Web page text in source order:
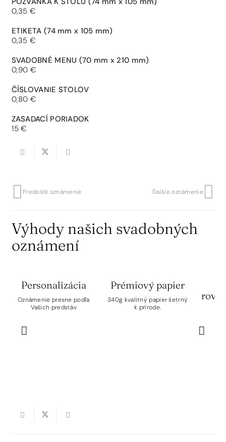
0,35 €
ETIKETA (74 mm x 105 mm)
0,35 €
SVADOBNÉ MENU (70 mm x 210 mm)
0,90 €
ČÍSLOVANIE STOLOV
0,80 €
ZASADACÍ PORIADOK
15 €
Predošlé oznámenie Ďalšie oznámenie
Výhody našich svadobných
oznámení
Personalizácia
Oznámenie presne podľa
Vašich predstáv
Prémiový papier
340g kvalitný papier šetrný
k prírode.